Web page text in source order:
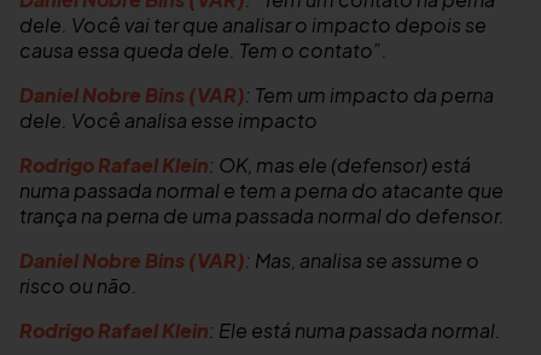
dele. Você vai ter que analisar o impacto depois se
causa essa queda dele. Tem o contato”.
Daniel Nobre Bins (VAR): Tem um impacto da perna
dele. Você analisa esse impacto
Rodrigo Rafael Klein: OK, mas ele (defensor) está
numa passada normal e tem a perna do atacante que
trança na perna de uma passada normal do defensor.
Daniel Nobre Bins (VAR): Mas, analisa se assume o
risco ou não.
Rodrigo Rafael Klein: Ele está numa passada normal.